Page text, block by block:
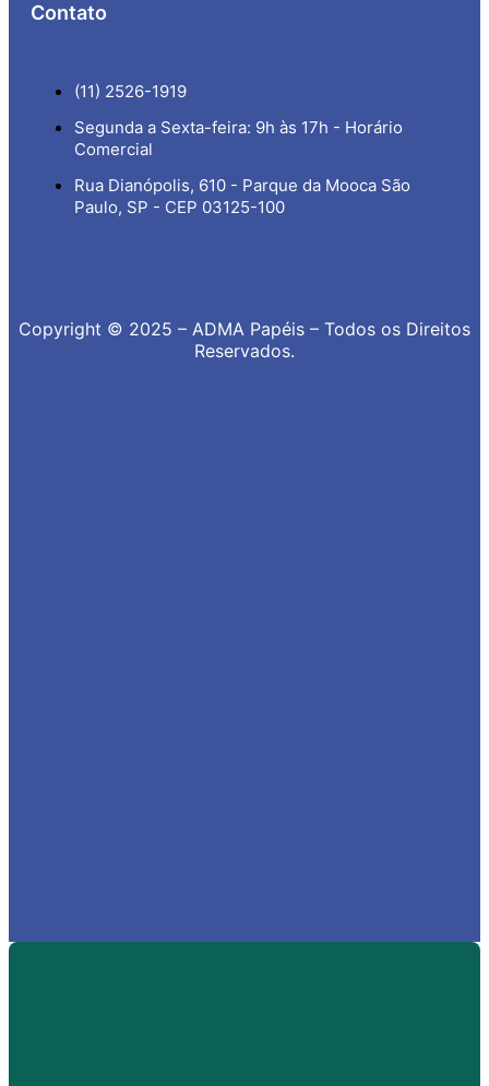
Contato
(11) 2526-1919
Segunda a Sexta-feira: 9h às 17h - Horário
Comercial
Rua Dianópolis, 610 - Parque da Mooca São
Paulo, SP - CEP 03125-100
Copyright © 2025 – ADMA Papéis – Todos os Direitos
Reservados.